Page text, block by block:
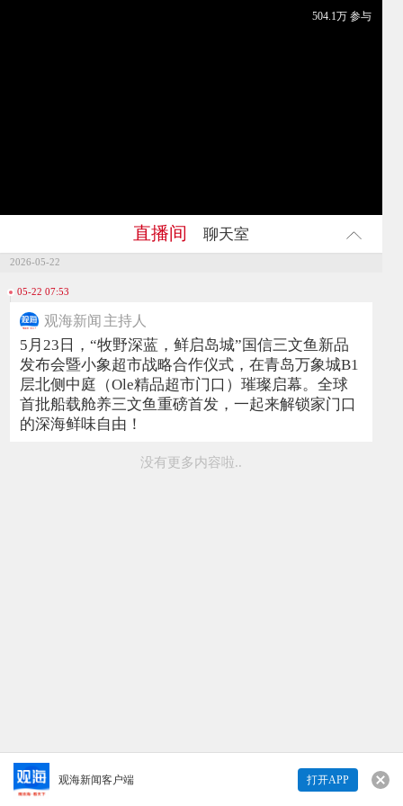
504.1万 参与
直播间 聊天室
2026-05-22
05-22 07:53
观海新闻 主持人
5月23日，“牧野深蓝，鲜启岛城”国信三文鱼新品
发布会暨小象超市战略合作仪式，在青岛万象城B1
层北侧中庭（Ole精品超市门口）璀璨启幕。全球
首批船载舱养三文鱼重磅首发，一起来解锁家门口
的深海鲜味自由！
没有更多内容啦..
观海新闻客户端 打开APP